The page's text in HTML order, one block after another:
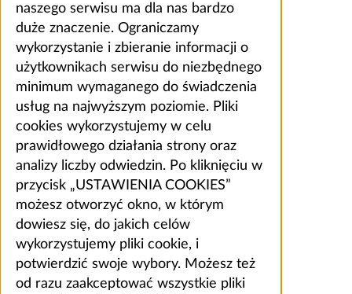
naszego serwisu ma dla nas bardzo
duże znaczenie. Ograniczamy
wykorzystanie i zbieranie informacji o
użytkownikach serwisu do niezbędnego
minimum wymaganego do świadczenia
usług na najwyższym poziomie. Pliki
cookies wykorzystujemy w celu
prawidłowego działania strony oraz
analizy liczby odwiedzin. Po kliknięciu w
przycisk „USTAWIENIA COOKIES”
możesz otworzyć okno, w którym
dowiesz się, do jakich celów
wykorzystujemy pliki cookie, i
potwierdzić swoje wybory. Możesz też
od razu zaakceptować wszystkie pliki